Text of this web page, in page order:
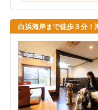
白浜海岸まで徒歩３分